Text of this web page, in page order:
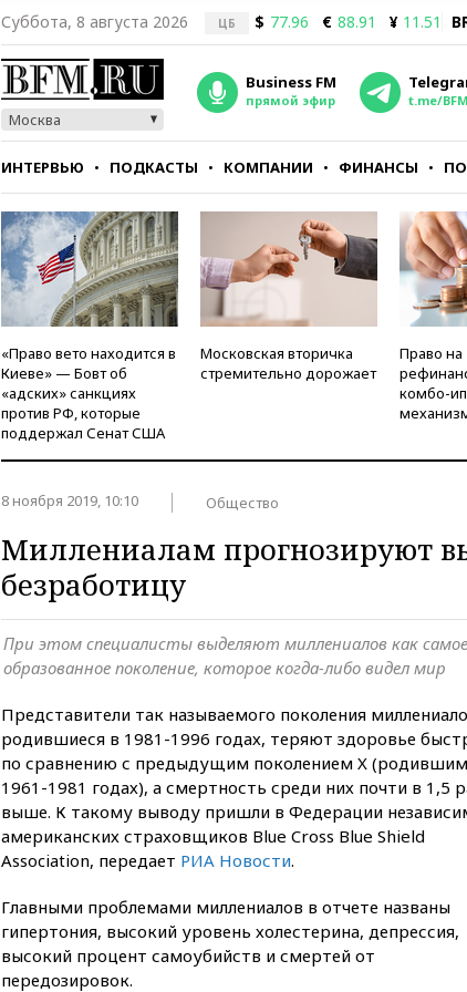
Суббота, 8 августа 2026 ЦБ $ 77.96 € 88.91 ¥ 11.51
Москва
Business FM
прямой эфир t.me/
ИНТЕРВЬЮ ПОДКАСТЫ КОМПАНИИ ФИНАНСЫ
СТИЛЬ ТЕСТЫ
«Право вето находится в
Киеве» — Бовт об
«адских» санкциях
против РФ, которые
поддержал Сенат США
Московская вторичка
стремительно дорожает
Право на
комбо-
8 ноября 2019, 10:10 Общество
Миллениалам прогнозируют
безработицу
При этом специалисты выделяют миллениалов как самое
образованное поколение, которое когда-либо видел мир
Представители так называемого поколения
родившиеся в 1981-1996 годах, теряют здоровье
по сравнению с предыдущим поколением X
1961-1981 годах), а смертность среди них почти в 1,5
выше. К такому выводу пришли в Федерации
американских страховщиков Blue Cross Blue Shield
Association, передает РИА Новости.
Главными проблемами миллениалов в отчете названы
гипертония, высокий уровень холестерина, депрессия,
высокий процент самоубийств и смертей от
передозировок.